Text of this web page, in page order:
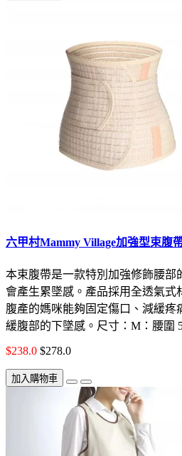
六甲村Mammy Village加強型束腹
本束腹帶是一款特別加強修飾腰部
會產生累墜感。產品採用全透氣式
腹產的媽咪能夠固定傷口、減緩疼
緩腹部的下墜感。尺寸：M：腰圍
$238.0 $278.0
加入購物車